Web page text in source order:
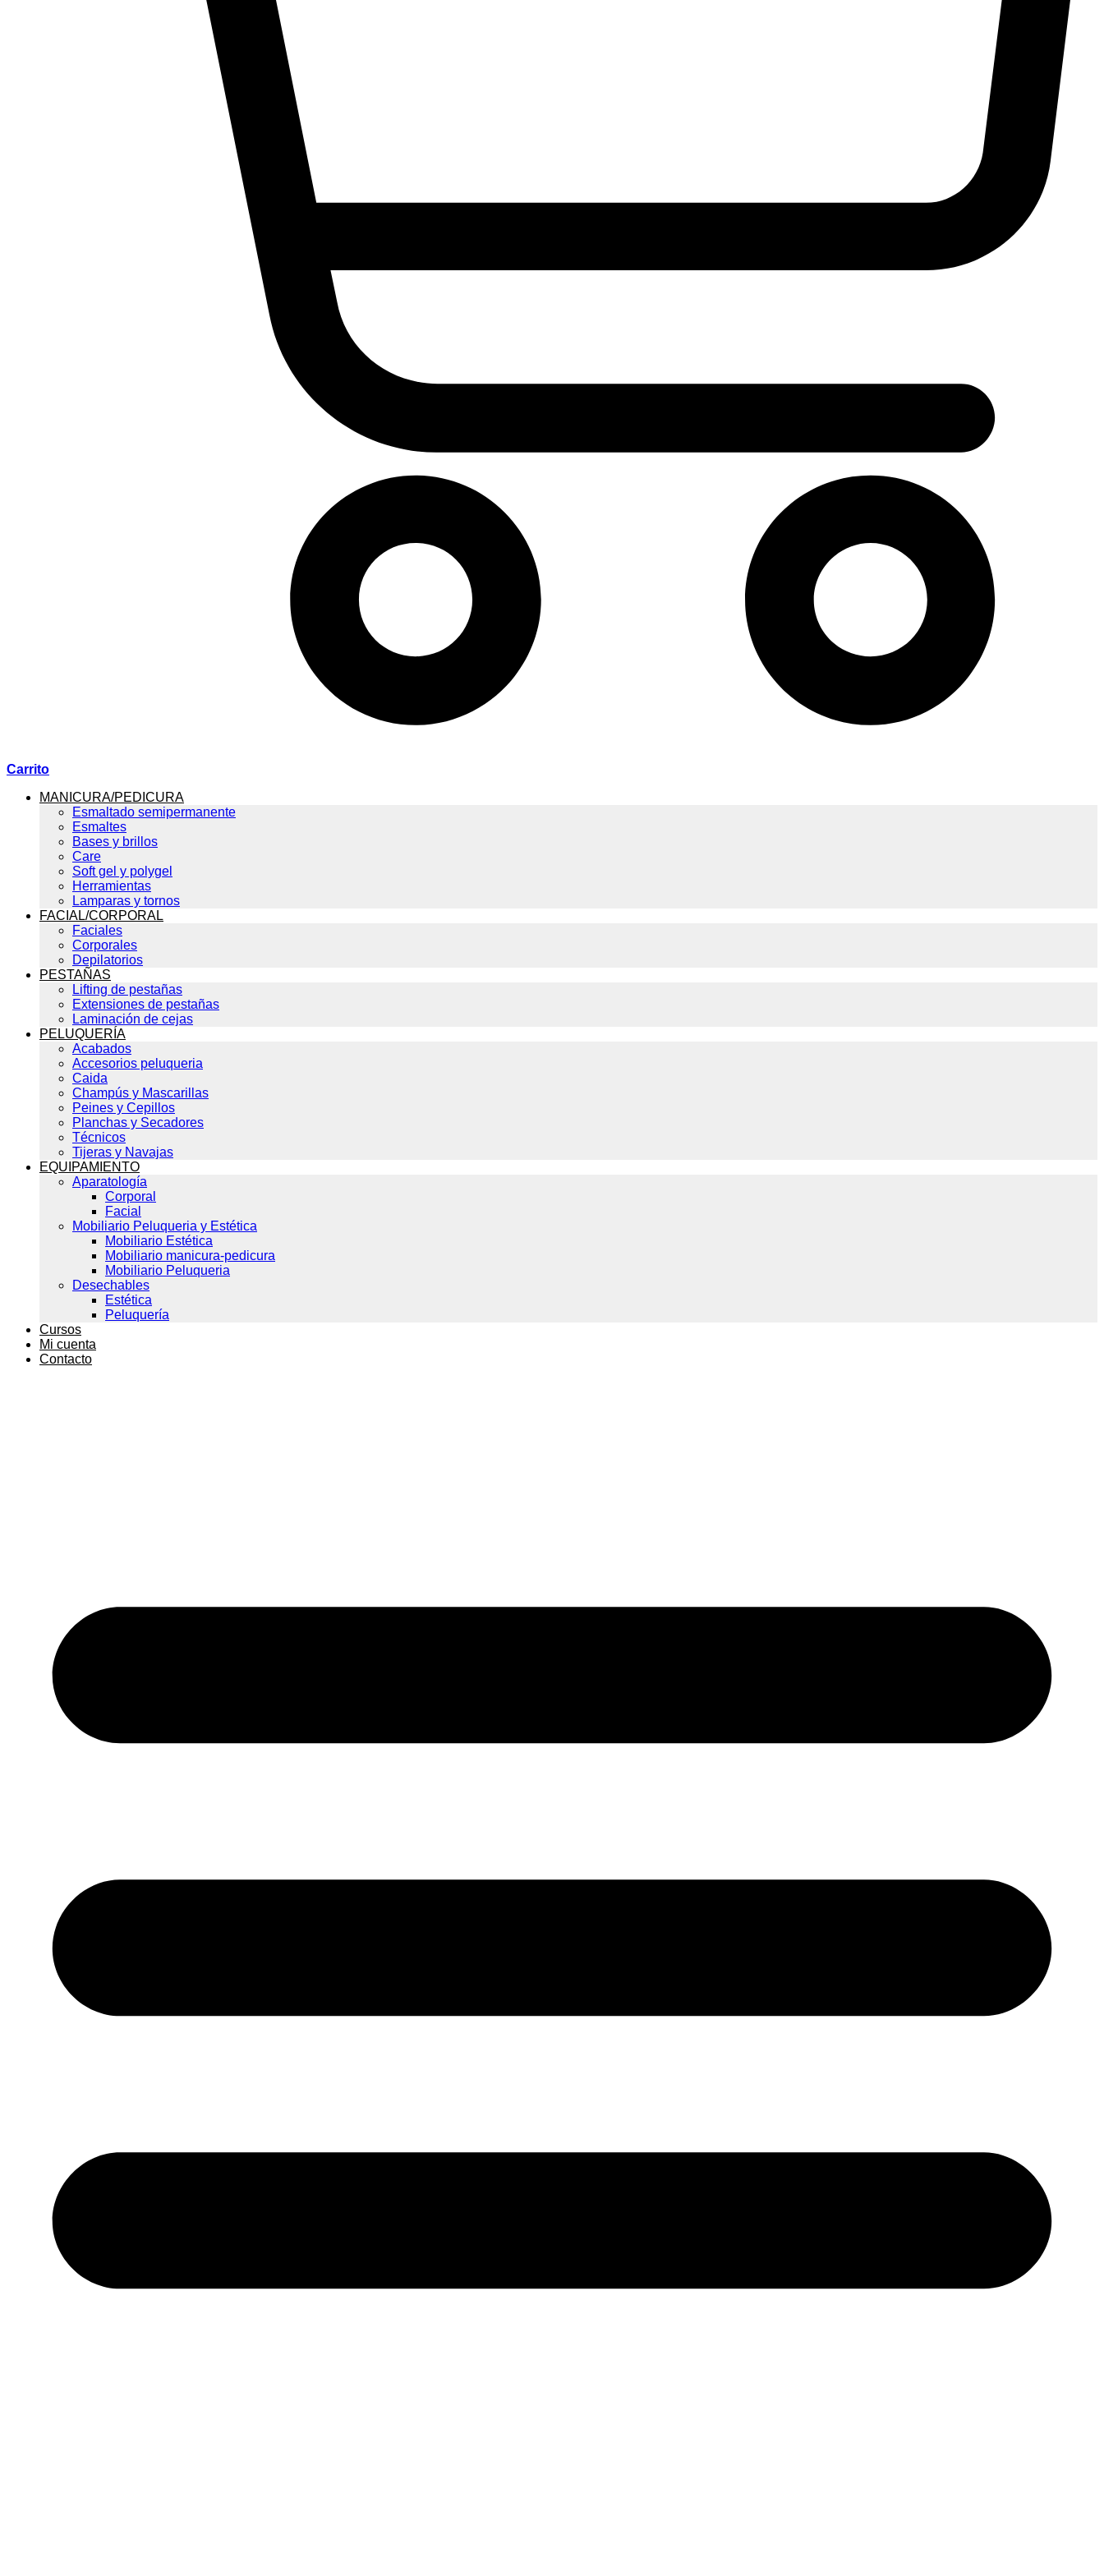
Carrito
MANICURA/PEDICURA
Esmaltado semipermanente
Esmaltes
Bases y brillos
Care
Soft gel y polygel
Herramientas
Lamparas y tornos
FACIAL/CORPORAL
Faciales
Corporales
Depilatorios
PESTAÑAS
Lifting de pestañas
Extensiones de pestañas
Laminación de cejas
PELUQUERÍA
Acabados
Accesorios peluqueria
Caida
Champús y Mascarillas
Peines y Cepillos
Planchas y Secadores
Técnicos
Tijeras y Navajas
EQUIPAMIENTO
Aparatología
Corporal
Facial
Mobiliario Peluqueria y Estética
Mobiliario Estética
Mobiliario manicura-pedicura
Mobiliario Peluqueria
Desechables
Estética
Peluquería
Cursos
Mi cuenta
Contacto